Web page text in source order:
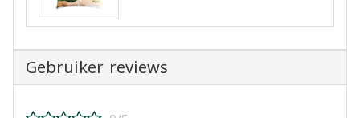
Gebruiker reviews